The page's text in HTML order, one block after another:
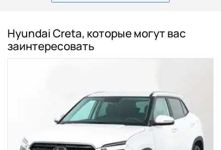
Hyundai Creta, которые могут вас
заинтересовать